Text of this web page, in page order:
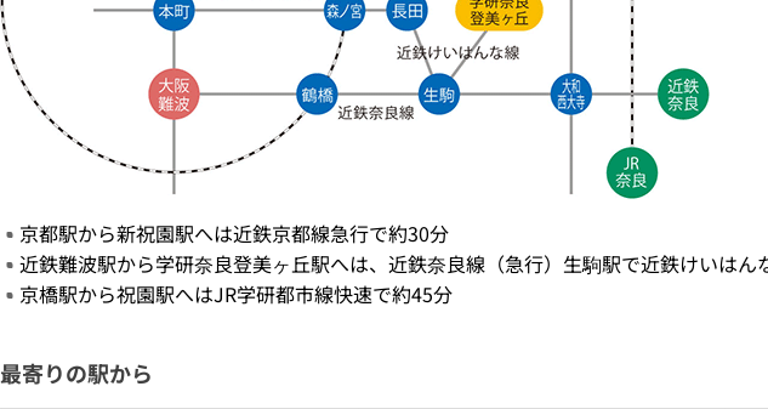
京都駅から新祝園駅へは近鉄京都線急行で約30分
近鉄難波駅から学研奈良登美ヶ丘駅へは、近鉄奈良線（急行）生駒駅で近鉄けいはん
京橋駅から祝園駅へはJR学研都市線快速で約45分
最寄りの駅から